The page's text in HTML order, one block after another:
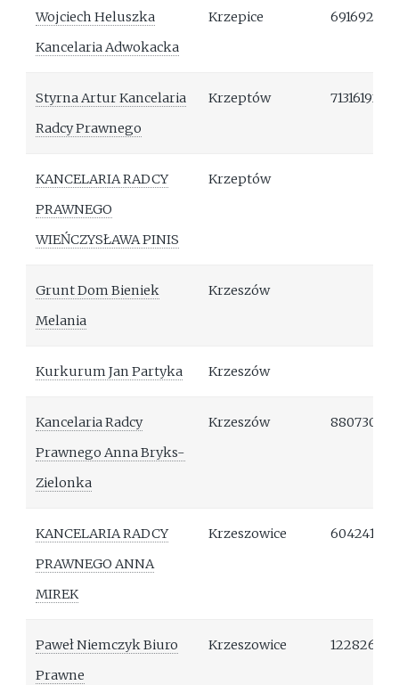
Wojciech Heluszka
Kancelaria Adwokacka
Krzepice 691692311
Styrna Artur Kancelaria
Radcy Prawnego
Krzeptów 713161927
KANCELARIA RADCY
PRAWNEGO
WIEŃCZYSŁAWA PINIS
Krzeptów
Grunt Dom Bieniek
Melania
Krzeszów
Kurkurum Jan Partyka Krzeszów
Kancelaria Radcy
Prawnego Anna Bryks-
Zielonka
Krzeszów 880730383
KANCELARIA RADCY
PRAWNEGO ANNA
MIREK
Krzeszowice 604241617
Paweł Niemczyk Biuro
Prawne
Krzeszowice 122826570